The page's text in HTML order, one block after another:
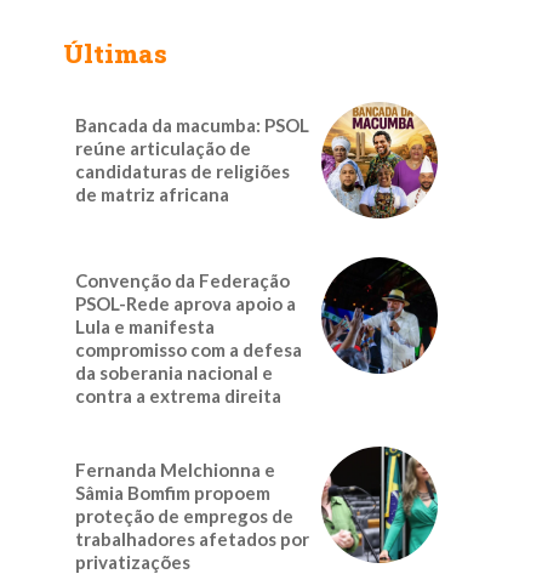
Últimas
Bancada da macumba: PSOL
reúne articulação de
candidaturas de religiões
de matriz africana
Convenção da Federação
PSOL-Rede aprova apoio a
Lula e manifesta
compromisso com a defesa
da soberania nacional e
contra a extrema direita
Fernanda Melchionna e
Sâmia Bomfim propoem
proteção de empregos de
trabalhadores afetados por
privatizações